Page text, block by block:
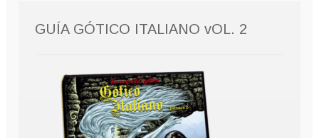
GUÍA GÓTICO ITALIANO vOL. 2